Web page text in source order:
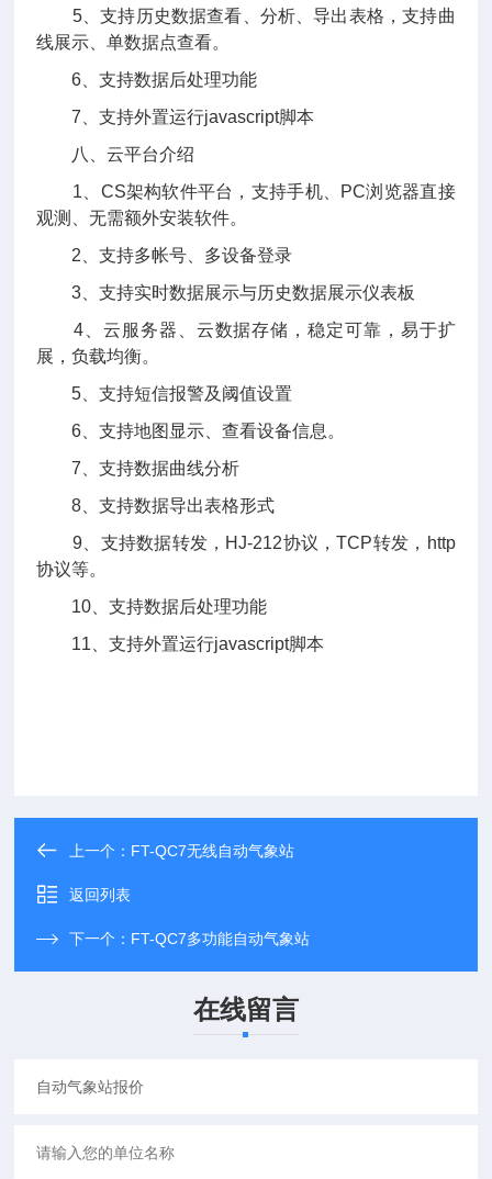
5、支持历史数据查看、分析、导出表格，支持曲
线展示、单数据点查看。
6、支持数据后处理功能
7、支持外置运行javascript脚本
八、云平台介绍
1、CS架构软件平台，支持手机、PC浏览器直接
观测、无需额外安装软件。
2、支持多帐号、多设备登录
3、支持实时数据展示与历史数据展示仪表板
4、云服务器、云数据存储，稳定可靠，易于扩
展，负载均衡。
5、支持短信报警及阈值设置
6、支持地图显示、查看设备信息。
7、支持数据曲线分析
8、支持数据导出表格形式
9、支持数据转发，HJ-212协议，TCP转发，http
协议等。
10、支持数据后处理功能
11、支持外置运行javascript脚本
上一个： FT-QC7无线自动气象站
返回列表
下一个： FT-QC7多功能自动气象站
在线留言